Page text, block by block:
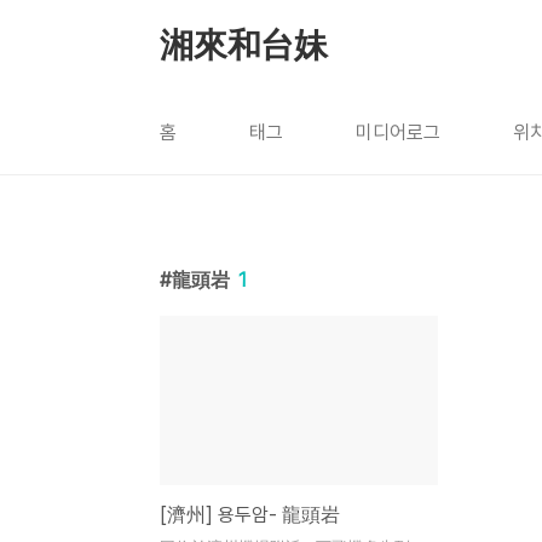
湘來和台妹
홈 태그 미디어로그 위
龍頭岩 1
[濟州] 용두암- 龍頭岩